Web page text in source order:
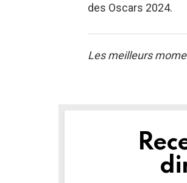
des Oscars 2024.
Les meilleurs
NEWSLETTER